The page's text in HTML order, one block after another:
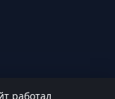
работал